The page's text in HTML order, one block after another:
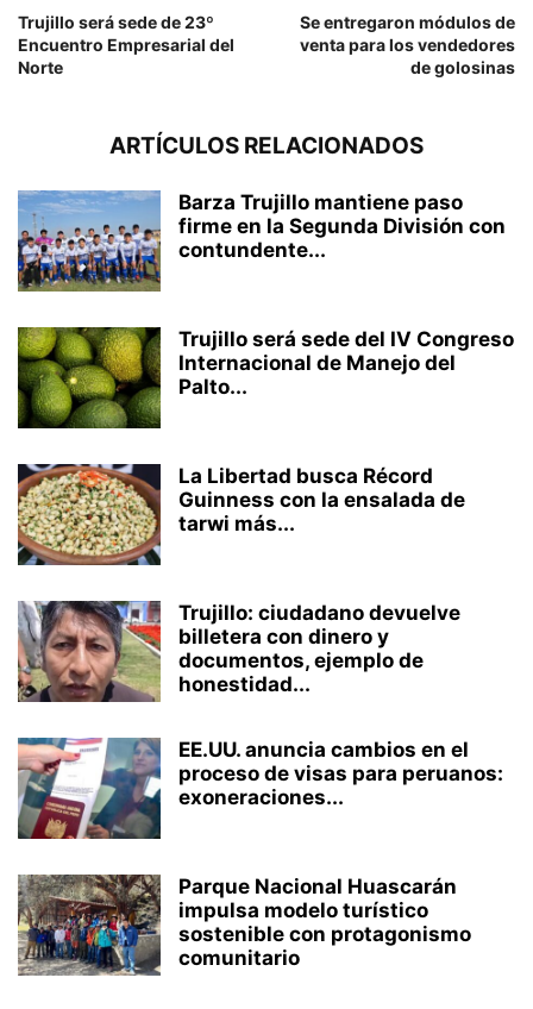
Trujillo será sede de 23º
Encuentro Empresarial del
Norte
Se entregaron módulos de
venta para los vendedores
de golosinas
ARTÍCULOS RELACIONADOS
Barza Trujillo mantiene paso
firme en la Segunda División con
contundente...
Trujillo será sede del IV Congreso
Internacional de Manejo del
Palto...
La Libertad busca Récord
Guinness con la ensalada de
tarwi más...
Trujillo: ciudadano devuelve
billetera con dinero y
documentos, ejemplo de
honestidad...
EE.UU. anuncia cambios en el
proceso de visas para peruanos:
exoneraciones...
Parque Nacional Huascarán
impulsa modelo turístico
sostenible con protagonismo
comunitario